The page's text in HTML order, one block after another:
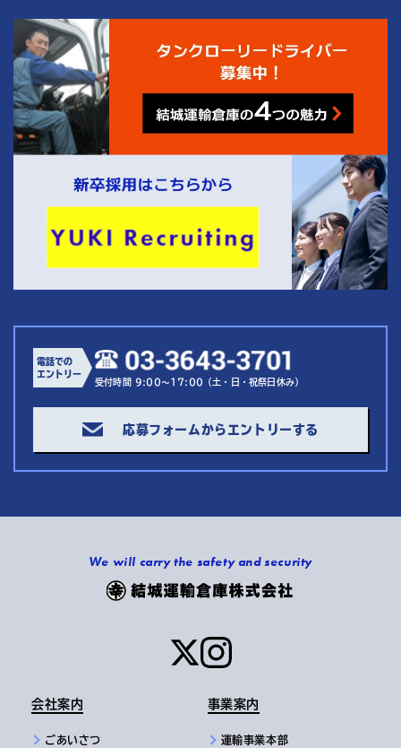
結城運輸倉庫の4
電話での
エントリー
受付時間 9:00～17:00（土・日・祝祭日休み）
応募フォームからエントリーする
We will carry the safety and security
会社案内
ごあいさつ
事業案内
運輸事業本部